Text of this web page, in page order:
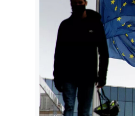
إلى الاتحاد الأوروبي كارثي بالنسبة
قادة منظمة "دي زد مافيا"
ترمب.. رباعي التغيير في الحزب
عقد بناء في غزة لقاعدة عسكرية